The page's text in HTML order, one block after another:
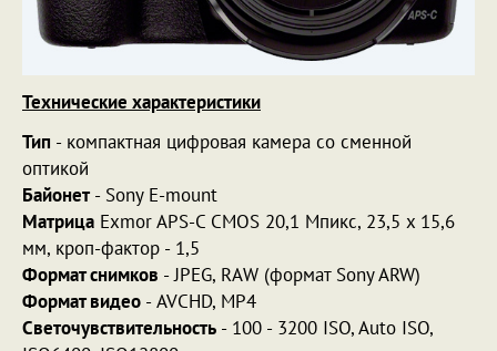
Технические характеристики
Тип - компактная цифровая камера со сменной
оптикой
Байонет - Sony E-mount
Матрица Exmor APS-C CMOS 20,1 Мпикс, 23,5 x 15,6
мм, кроп-фактор - 1,5
Формат снимков - JPEG, RAW (формат Sony ARW)
Формат видео - AVCHD, MP4
Светочувствительность - 100 - 3200 ISO, Auto ISO,